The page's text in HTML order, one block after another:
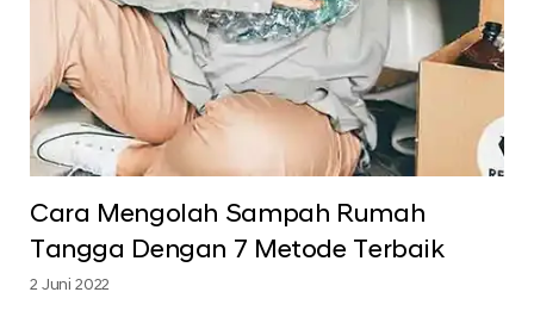
Cara Mengolah Sampah Rumah
Tangga Dengan 7 Metode Terbaik
2 Juni 2022